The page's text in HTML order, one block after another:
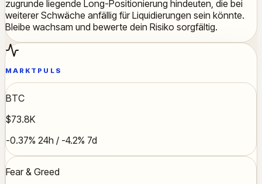
zugrunde liegende Long-Positionierung hindeuten, die bei
weiterer Schwäche anfällig für Liquidierungen sein könnte.
Bleibe wachsam und bewerte dein Risiko sorgfältig.
MARKTPULS
BTC
$73.8K
-0.37% 24h / -4.2% 7d
Fear & Greed